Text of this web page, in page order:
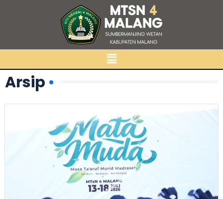
Arsip